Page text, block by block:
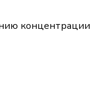
концентрации